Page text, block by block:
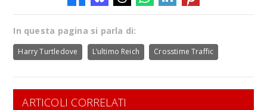
In questa pagina si parla di:
Harry Turtledove L’ultimo Reich Crosstime Traffic
ARTICOLI CORRELATI